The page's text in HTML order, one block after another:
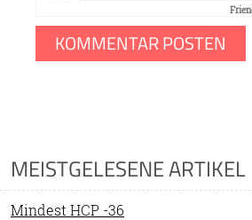
MEISTGELESENE ARTIKEL
Mindest HCP -36